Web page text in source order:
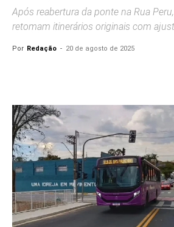
Após reabertura da ponte na Rua
retomam itinerários originais com
Por Redação - 20 de agosto de 2025